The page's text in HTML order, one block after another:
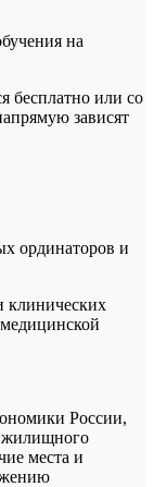
на
бесплатно или со
зависят
ординаторов и
клинических
России,
жилищного
места и